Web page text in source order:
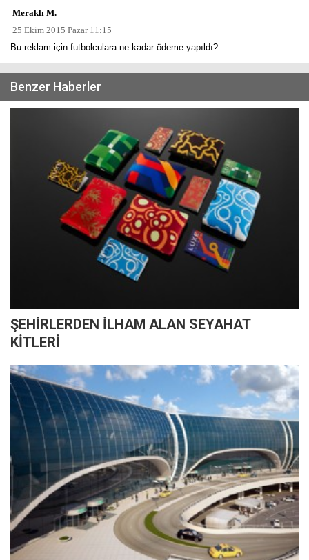
Meraklı M.
25 Ekim 2015 Pazar 11:15
Bu reklam için futbolculara ne kadar ödeme yapıldı?
Benzer Haberler
ŞEHİRLERDEN İLHAM ALAN SEYAHAT
KİTLERİ